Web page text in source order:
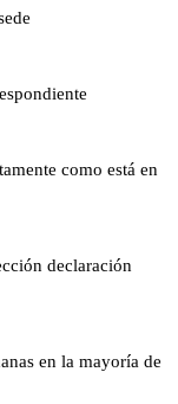
como está en
declaración
en la mayoría de